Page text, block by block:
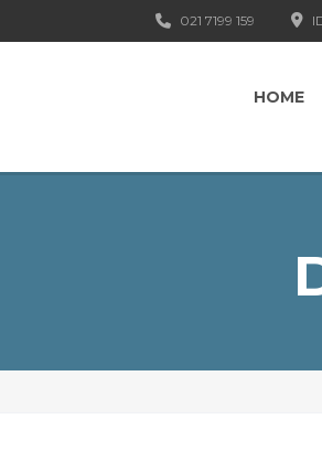
021 7199 159
HOME